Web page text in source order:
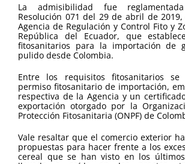
La admisibilidad fue
Resolución 071 del 29 de abril de
Agencia de Regulación y Control Fito y
República del Ecuador, que
fitosanitarios para la importación de
pulido desde Colombia.
Entre los requisitos fitosanitarios se
permiso fitosanitario de importación,
respectiva de la Agencia y un
exportación otorgado por la
Protección Fitosanitaria (ONPF) de
Vale resaltar que el comercio exterior
propuestas para hacer frente a los
cereal que se han visto en los